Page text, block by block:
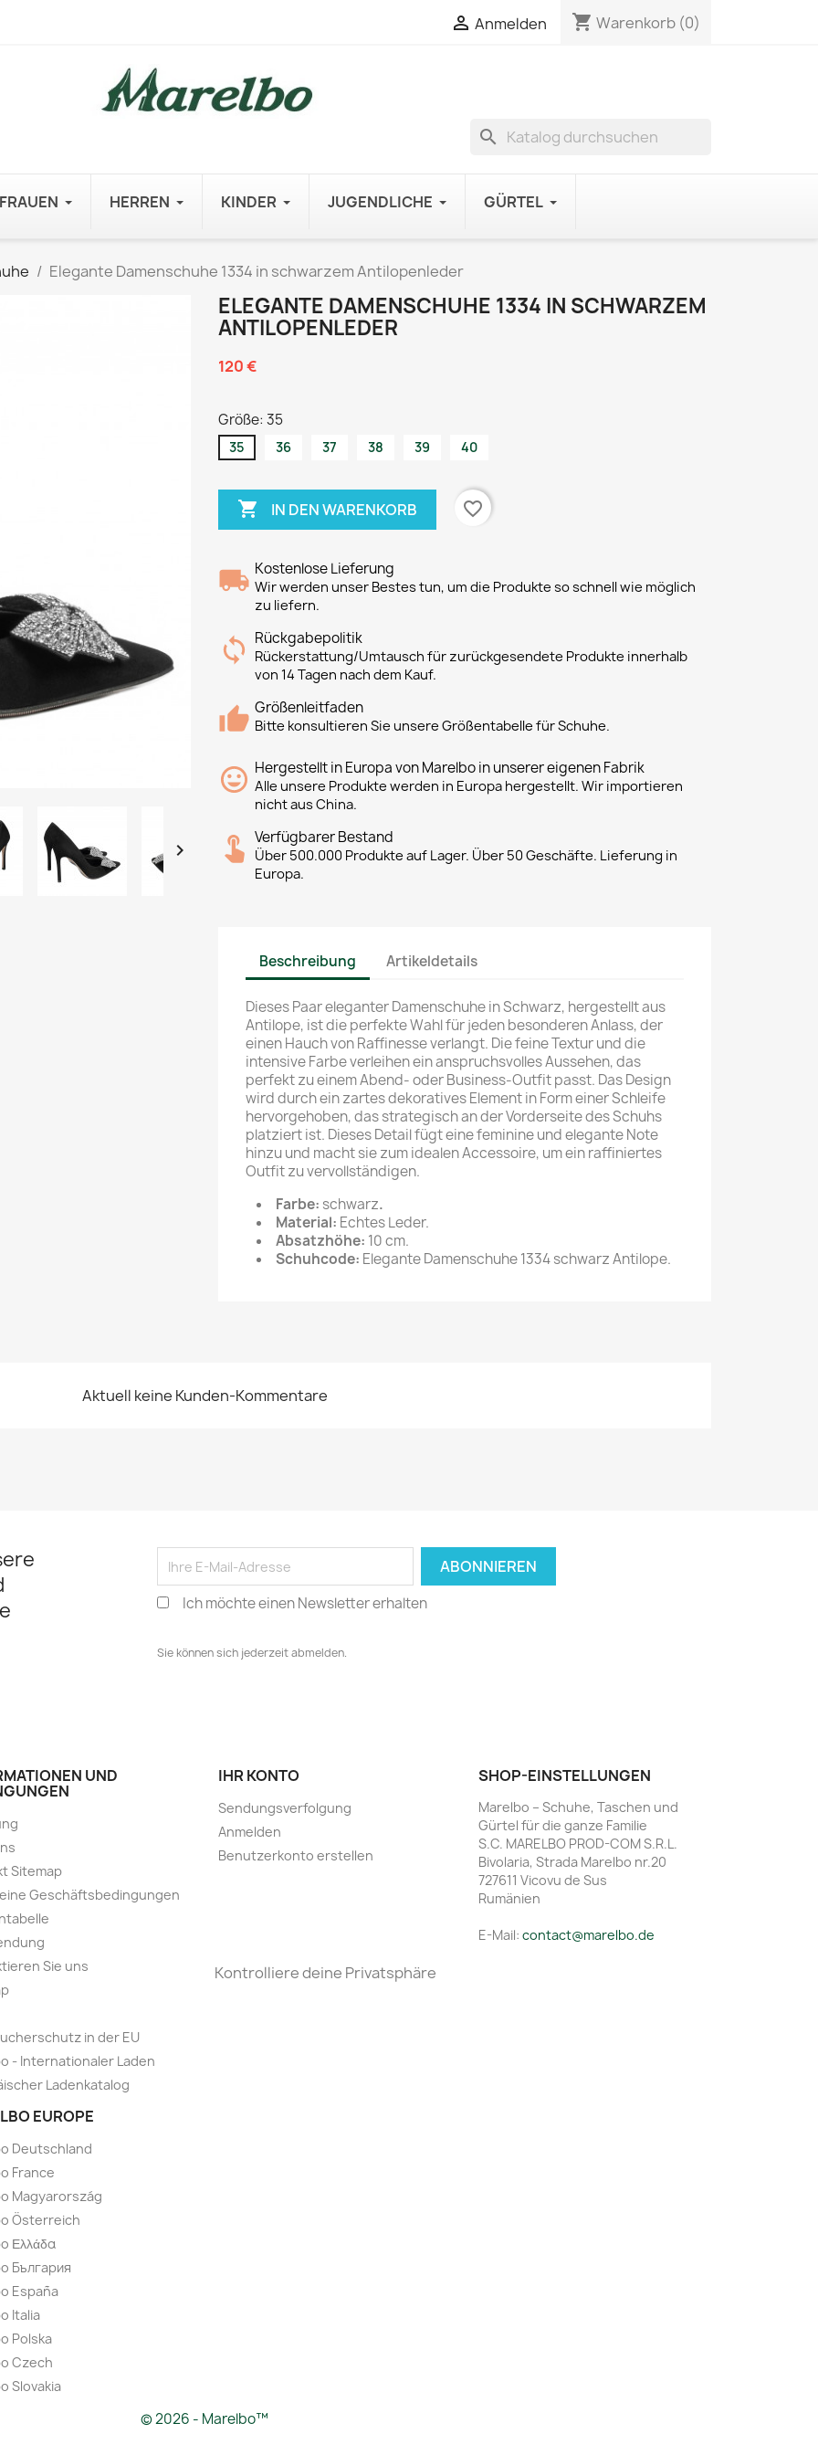
 Anmelden shopping_cart Warenkorb (0)
search
FRAUEN HERREN KINDER JUGENDLICHE GÜRTEL
Elegante Damenschuhe 1334 in schwarzem Antilopenleder

ELEGANTE DAMENSCHUHE 1334 IN SCHWARZEM
ANTILOPENLEDER
120 €
Größe: 35
35 36 37 38 39 40
 IN DEN WARENKORB favorite_border
Kostenlose Lieferung
Wir werden unser Bestes tun, um die Produkte so schnell wie möglich
zu liefern.
Rückgabepolitik
Rückerstattung/Umtausch für zurückgesendete Produkte innerhalb
von 14 Tagen nach dem Kauf.
Größenleitfaden
Bitte konsultieren Sie unsere Größentabelle für Schuhe.
Hergestellt in Europa von Marelbo in unserer eigenen Fabrik
Alle unsere Produkte werden in Europa hergestellt. Wir importieren
nicht aus China.
Verfügbarer Bestand
Über 500.000 Produkte auf Lager. Über 50 Geschäfte. Lieferung in
Europa.
Beschreibung Artikeldetails
Dieses Paar eleganter Damenschuhe in Schwarz, hergestellt aus
Antilope, ist die perfekte Wahl für jeden besonderen Anlass, der
einen Hauch von Raffinesse verlangt. Die feine Textur und die
intensive Farbe verleihen ein anspruchsvolles Aussehen, das
perfekt zu einem Abend- oder Business-Outfit passt. Das Design
wird durch ein zartes dekoratives Element in Form einer Schleife
hervorgehoben, das strategisch an der Vorderseite des Schuhs
platziert ist. Dieses Detail fügt eine feminine und elegante Note
hinzu und macht sie zum idealen Accessoire, um ein raffiniertes
Outfit zu vervollständigen.
Farbe: schwarz.
Material: Echtes Leder.
Absatzhöhe: 10 cm.
Schuhcode: Elegante Damenschuhe 1334 schwarz Antilope.
Aktuell keine Kunden-Kommentare
Ich möchte einen Newsletter erhalten
Sie können sich jederzeit abmelden.
UND
Sitemap
Geschäftsbedingungen
Sie uns
in der EU
- Internationaler Laden
Ladenkatalog
EUROPE
Deutschland
France
Magyarország
Österreich
Ελλάδα
България
España
Italia
Polska
Czech
Slovakia
IHR KONTO
Sendungsverfolgung
Anmelden
Benutzerkonto erstellen
SHOP-EINSTELLUNGEN
Marelbo – Schuhe, Taschen und
Gürtel für die ganze Familie
S.C. MARELBO PROD-COM S.R.L.
Bivolaria, Strada Marelbo nr.20
727611 Vicovu de Sus
Rumänien
E-Mail: contact@marelbo.de
Kontrolliere deine Privatsphäre
© 2026 - Marelbo™